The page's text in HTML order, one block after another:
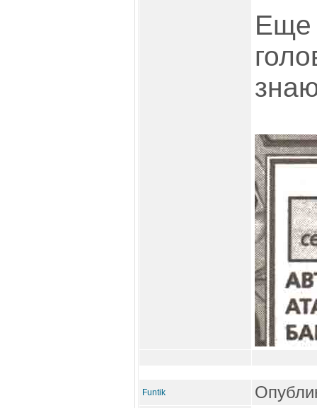
Еще
Funtik